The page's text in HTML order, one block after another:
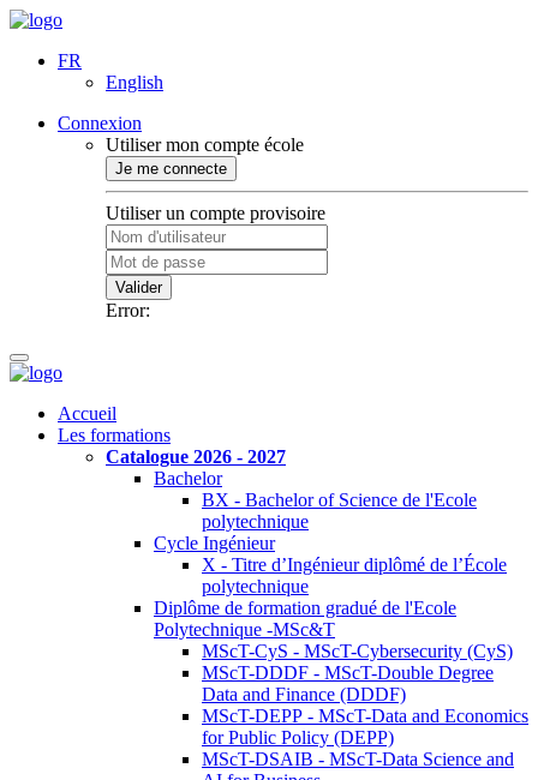
FR
English
Connexion
Utiliser mon compte école
Je me connecte
Utiliser un compte provisoire
Valider
Error:
Accueil
Les formations
Catalogue 2026 - 2027
Bachelor
BX - Bachelor of Science de l'Ecole
polytechnique
Cycle Ingénieur
X - Titre d’Ingénieur diplômé de l’École
polytechnique
Diplôme de formation gradué de l'Ecole
Polytechnique -MSc&T
MScT-CyS - MScT-Cybersecurity (CyS)
MScT-DDDF - MScT-Double Degree
Data and Finance (DDDF)
MScT-DEPP - MScT-Data and Economics
for Public Policy (DEPP)
MScT-DSAIB - MScT-Data Science and